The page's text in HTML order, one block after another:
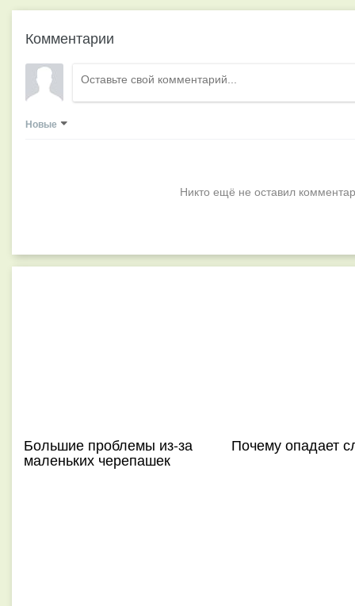
Комментарии
Новые
Никто ещё не оставил
Большие проблемы из-за
маленьких черепашек
Почему опадает